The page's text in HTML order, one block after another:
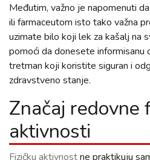
Međutim, važno je napomenuti
ili farmaceutom isto tako važna
uzimate bilo koji lek za kašalj na
pomoći da donesete informisanu
tretman koji koristite siguran i
zdravstveno stanje.
Značaj redovne
aktivnosti
Fizičku aktivnostne praktikuju